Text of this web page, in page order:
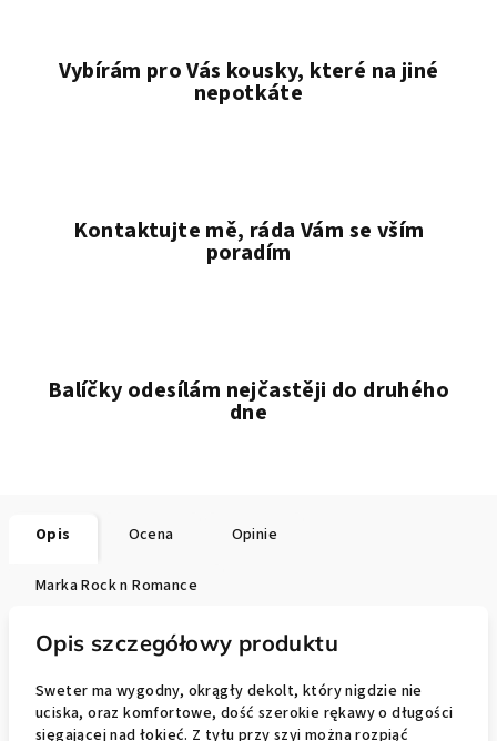
Vybírám pro Vás kousky, které na jiné
nepotkáte
Kontaktujte mě, ráda Vám se vším
poradím
Balíčky odesílám nejčastěji do druhého
dne
Opis Ocena Opinie
MarkaRock n Romance
Opis szczegółowy produktu
Sweter ma wygodny, okrągły dekolt, który nigdzie nie
uciska, oraz komfortowe, dość szerokie rękawy o długości
sięgającej nad łokieć. Z tyłu przy szyi można rozpiąć